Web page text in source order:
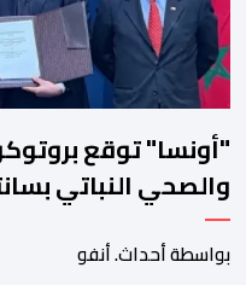
"أونسا" توقع
والصحي النباتي
وتربية المواشي
بواسطة أحداث. أنفو